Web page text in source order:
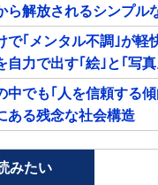
ら解放されるシンプル
で｢メンタル不調｣が
自力で出す｢絵｣と｢写真
中でも｢人を信頼する
る残念な社会構造
みたい